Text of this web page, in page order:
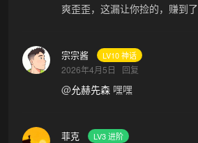
爽歪歪，这漏让你捡的，赚到了
宗宗酱 LV10 神话
2026年4月5日 回复
@允赫先森 嘿嘿
菲克 LV3 进阶